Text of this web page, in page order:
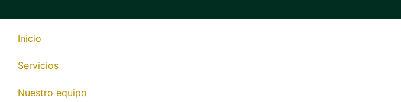
Inicio
Servicios
Nuestro equipo